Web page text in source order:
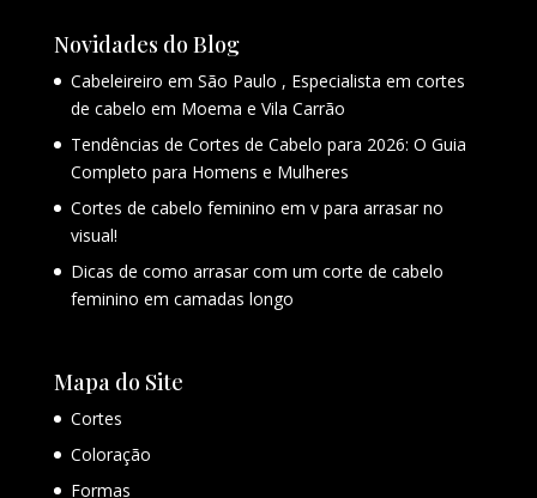
Novidades do Blog
Cabeleireiro em São Paulo , Especialista em cortes
de cabelo em Moema e Vila Carrão
Tendências de Cortes de Cabelo para 2026: O Guia
Completo para Homens e Mulheres
Cortes de cabelo feminino em v para arrasar no
visual!
Dicas de como arrasar com um corte de cabelo
feminino em camadas longo
Mapa do Site
Cortes
Coloração
Formas